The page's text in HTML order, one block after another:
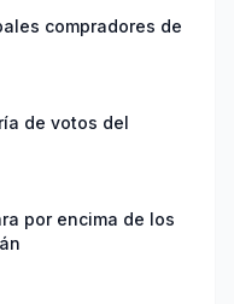
compradores de
de votos del
por encima de los